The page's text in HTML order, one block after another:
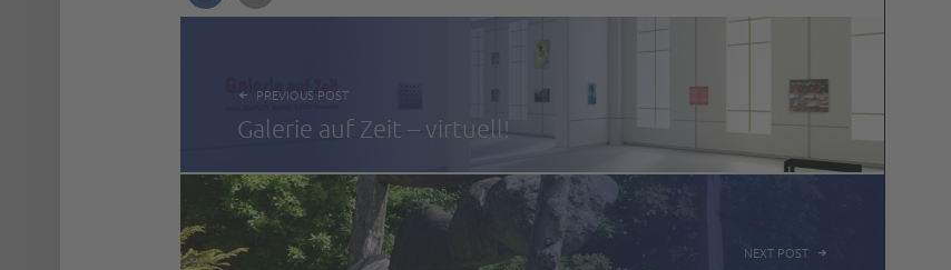
BEITRAGSNAVIGATION
PREVIOUS POST
Galerie auf Zeit – virtuell!
NEXT POST